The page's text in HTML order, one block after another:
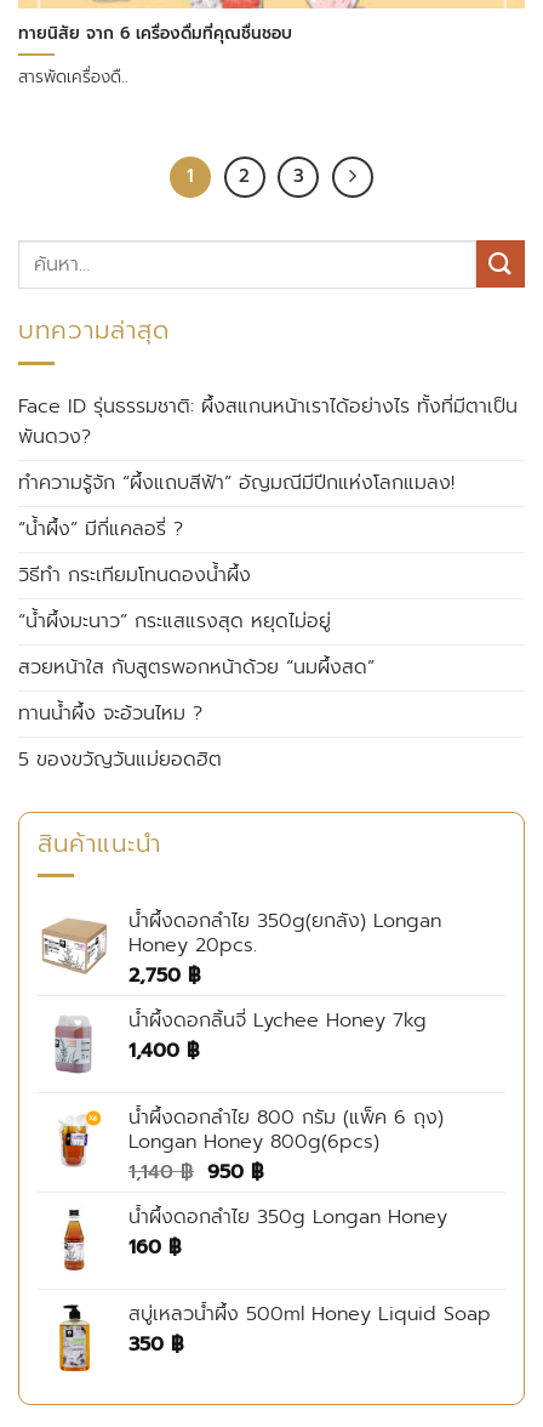
ทายนิสัย จาก 6 เครื่องดื่มที่คุณชื่นชอบ
สารพัดเครื่องดื..
1 2 3
บทความล่าสุด
Face ID รุ่นธรรมชาติ: ผึ้งสแกนหน้าเราได้อย่างไร ทั้งที่มีตาเป็น
พันดวง?
ทำความรู้จัก “ผึ้งแถบสีฟ้า” อัญมณีมีปีกแห่งโลกแมลง!
“น้ำผึ้ง” มีกี่แคลอรี่ ?
วิธีทำ กระเทียมโทนดองน้ำผึ้ง
“น้ำผึ้งมะนาว” กระแสแรงสุด หยุดไม่อยู่
สวยหน้าใส กับสูตรพอกหน้าด้วย “นมผึ้งสด”
ทานน้ำผึ้ง จะอ้วนไหม ?
5 ของขวัญวันแม่ยอดฮิต
สินค้าแนะนำ
น้ำผึ้งดอกลำไย 350g(ยกลัง) Longan
Honey 20pcs.
2,750 ฿
น้ำผึ้งดอกลิ้นจี่ Lychee Honey 7kg
1,400 ฿
น้ำผึ้งดอกลำไย 800 กรัม (แพ็ค 6 ถุง)
Longan Honey 800g(6pcs)
1,140฿ Original
was:
950 ฿Current
is:
น้ำผึ้งดอกลำไย 350g Longan Honey
160 ฿
สบู่เหลวน้ำผึ้ง 500ml Honey Liquid Soap
350 ฿